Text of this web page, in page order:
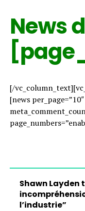
News
[/
[news
Shawn Layden
l’industrie”